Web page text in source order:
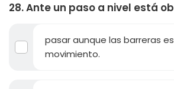
28. Ante un paso a nivel está
pasar aunque las barreras
movimiento.